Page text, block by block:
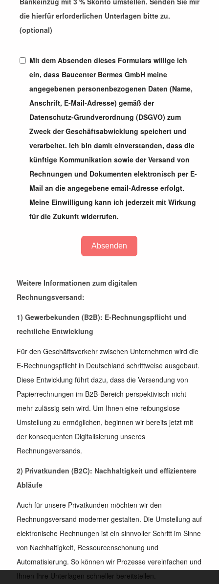
die hierfür erforderlichen Unterlagen bitte zu.
(optional)
Mit dem Absenden dieses Formulars willige ich
ein, dass Baucenter Bermes GmbH meine
angegebenen personenbezogenen Daten (Name,
Anschrift, E-Mail-Adresse) gemäß der
Datenschutz-Grundverordnung (DSGVO) zum
Zweck der Geschäftsabwicklung speichert und
verarbeitet. Ich bin damit einverstanden, dass die
künftige Kommunikation sowie der Versand von
Rechnungen und Dokumenten elektronisch per E-
Mail an die angegebene email-Adresse erfolgt.
Meine Einwilligung kann ich jederzeit mit Wirkung
für die Zukunft widerrufen.
Absenden
Weitere Informationen zum digitalen
Rechnungsversand:
1) Gewerbekunden (B2B): E-Rechnungspflicht und
rechtliche Entwicklung
Für den Geschäftsverkehr zwischen Unternehmen wird die
E-Rechnungspflicht in Deutschland schrittweise ausgebaut.
Diese Entwicklung führt dazu, dass die Versendung von
Papierrechnungen im B2B-Bereich perspektivisch nicht
mehr zulässig sein wird. Um Ihnen eine reibungslose
Umstellung zu ermöglichen, beginnen wir bereits jetzt mit
der konsequenten Digitalisierung unseres
Rechnungsversands.
2) Privatkunden (B2C): Nachhaltigkeit und effizientere
Abläufe
Auch für unsere Privatkunden möchten wir den
Rechnungsversand moderner gestalten. Die Umstellung auf
elektronische Rechnungen ist ein sinnvoller Schritt im Sinne
von Nachhaltigkeit, Ressourcenschonung und
Automatisierung. So können wir Prozesse vereinfachen und
Ihnen Ihre Unterlagen schneller bereitstellen.